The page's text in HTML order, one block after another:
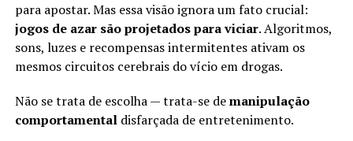
para apostar. Mas essa visão ignora um fato crucial:
jogos de azar são projetados para viciar. Algoritmos,
sons, luzes e recompensas intermitentes ativam os
mesmos circuitos cerebrais do vício em drogas.
Não se trata de escolha — trata-se demanipulação
comportamentaldisfarçada de entretenimento.